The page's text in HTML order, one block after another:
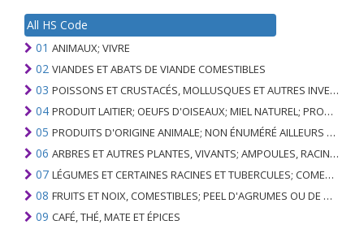
All HS Code
01 ANIMAUX; VIVRE
02 VIANDES ET ABATS DE VIANDE COMESTIBLES
03 POISSONS ET CRUSTACÉS, MOLLUSQUES ET AUTRES INVERTÉBRÉS AQUATIQUES
04 PRODUIT LAITIER; OEUFS D'OISEAUX; MIEL NATUREL; PRODUITS COMESTIBLES D'ORIGINE ANIMALE, NON ÉNUMÉRÉS AILLEURS OU INCLUS
05 PRODUITS D'ORIGINE ANIMALE; NON ÉNUMÉRÉ AILLEURS OU INCLUS
06 ARBRES ET AUTRES PLANTES, VIVANTS; AMPOULES, RACINES ET ANALOGUES; FLEURS COUPEES ET FEUILLAGE ORNEMENTAL
07 LÉGUMES ET CERTAINES RACINES ET TUBERCULES; COMESTIBLE
08 FRUITS ET NOIX, COMESTIBLES; PEEL D'AGRUMES OU DE MELONS
09 CAFÉ, THÉ, MATE ET ÉPICES